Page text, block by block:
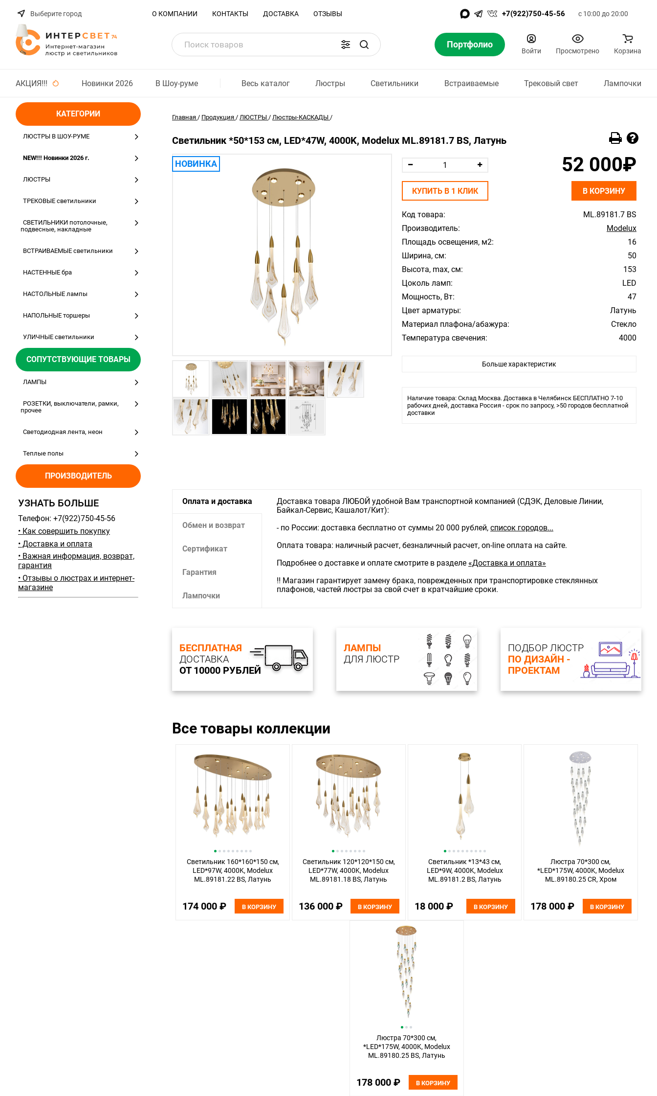
Выберите город О КОМПАНИИ КОНТАКТЫ ДОСТАВКА ОТЗЫВЫ +7(922)750-45-56 с 10:00 до 20:00
Портфолио
Войти Просмотрено Корзина
АКЦИЯ!!! Новинки 2026 В Шоу-руме Весь каталог Люстры Светильники Встраиваемые Трековый свет Лампочки
КАТЕГОРИИ
ЛЮСТРЫ В ШОУ-РУМЕ
NEW!!! Новинки 2026 г.
ЛЮСТРЫ
ТРЕКОВЫЕ светильники
СВЕТИЛЬНИКИ потолочные,
подвесные, накладные
ВСТРАИВАЕМЫЕ светильники
НАСТЕННЫЕ бра
НАСТОЛЬНЫЕ лампы
НАПОЛЬНЫЕ торшеры
УЛИЧНЫЕ светильники
СОПУТСТВУЮЩИЕ ТОВАРЫ
ЛАМПЫ
РОЗЕТКИ, выключатели, рамки,
прочее
Светодиодная лента, неон
Теплые полы
ПРОИЗВОДИТЕЛЬ
УЗНАТЬ БОЛЬШЕ
Телефон: +7(922)750-45-56
• Как совершить покупку
• Доставка и оплата
• Важная информация, возврат,
гарантия
• Отзывы о люстрах и интернет-
магазине
Главная / Продукция / ЛЮСТРЫ / Люстры-КАСКАДЫ /
Светильник *50*153 см, LED*47W, 4000K, Modelux ML.89181.7 BS, Латунь
НОВИНКА
Код товара:
ML.89181.7 BS
Производитель:
Modelux
Площадь освещения, м2:
16
Ширина, см:
50
Высота, max, см:
153
Цоколь ламп:
LED
Мощность, Вт:
47
Цвет арматуры:
Латунь
Материал плафона/абажура:
Стекло
Температура свечения:
4000
Больше характеристик
Наличие товара: Склад Москва. Доставка в Челябинск БЕСПЛАТНО 7-10
рабочих дней, доставка Россия - срок по запросу, >50 городов бесплатной
доставки
52 000₽
КУПИТЬ В 1 КЛИК В КОРЗИНУ
Оплата и доставка
Обмен и возврат
Сертификат
Гарантия
Лампочки
Доставка товара ЛЮБОЙ удобной Вам транспортной компанией (СДЭК, Деловые Линии,
Байкал-Сервис, Кашалот/Кит):
- по России: доставка бесплатно от суммы 20 000 рублей, список городов...
Оплата товара: наличный расчет, безналичный расчет, on-line оплата на сайте.
Подробнее о доставке и оплате смотрите в разделе «Доставка и оплата»
‼️ Магазин гарантирует замену брака, поврежденных при транспортировке стеклянных
плафонов, частей люстры за свой счет в кратчайшие сроки.
БЕСПЛАТНАЯ
ДОСТАВКА
ОТ 10000 РУБЛЕЙ
ЛАМПЫ
ДЛЯ ЛЮСТР
ПОДБОР ЛЮСТР
ПО ДИЗАЙН -
ПРОЕКТАМ
Все товары коллекции
Светильник 160*160*150 см,
LED*97W, 4000K, Modelux
ML.89181.22 BS, Латунь
174 000 ₽ В КОРЗИНУ
Светильник 120*120*150 см,
LED*77W, 4000K, Modelux
ML.89181.18 BS, Латунь
136 000 ₽ В КОРЗИНУ
Светильник *13*43 см,
LED*9W, 4000K, Modelux
ML.89181.2 BS, Латунь
18 000 ₽ В КОРЗИНУ
Люстра 70*300 см,
*LED*175W, 4000K, Modelux
ML.89180.25 CR, Хром
178 000 ₽ В КОРЗИНУ
Люстра 70*300 см,
*LED*175W, 4000K, Modelux
ML.89180.25 BS, Латунь
178 000 ₽ В КОРЗИНУ